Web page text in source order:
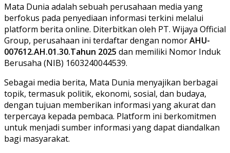
Mata Dunia adalah sebuah perusahaan media yang
berfokus pada penyediaan informasi terkini melalui
platform berita online. Diterbitkan oleh PT. Wijaya Official
Group, perusahaan ini terdaftar dengan nomorAHU-
007612.AH.01.30.Tahun 2025 dan memiliki Nomor Induk
Berusaha (NIB) 1603240044539.
Sebagai media berita, Mata Dunia menyajikan berbagai
topik, termasuk politik, ekonomi, sosial, dan budaya,
dengan tujuan memberikan informasi yang akurat dan
terpercaya kepada pembaca. Platform ini berkomitmen
untuk menjadi sumber informasi yang dapat diandalkan
bagi masyarakat.